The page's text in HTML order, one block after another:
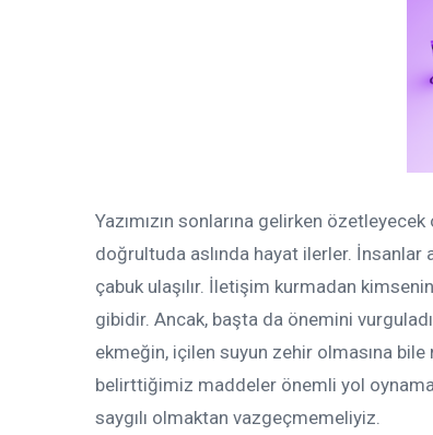
Yazımızın sonlarına gelirken
doğrultuda aslında hayat ilerler. İnsanlar
çabuk ulaşılır. İletişim kurmadan
gibidir. Ancak, başta da önemini
ekmeğin, içilen suyun zehir olmasına
belirttiğimiz maddeler önemli yol
saygılı olmaktan vazgeçmemeliyiz.